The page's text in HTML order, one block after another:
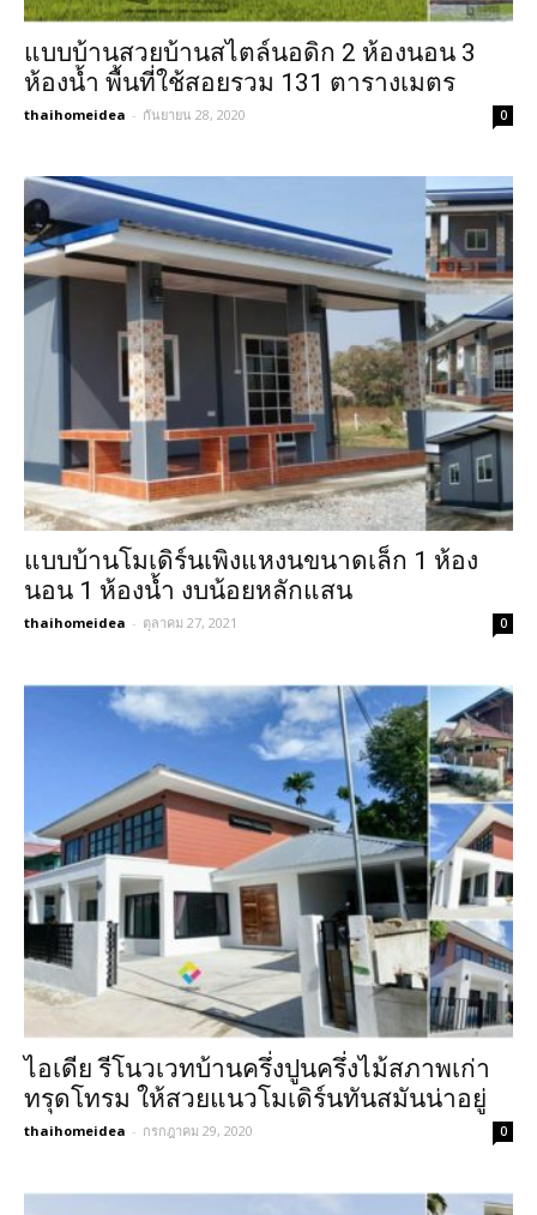
แบบบ้านสวยบ้านสไตล์นอดิก 2 ห้องนอน 3
ห้องน้ำ พื้นที่ใช้สอยรวม 131 ตารางเมตร
thaihomeidea - กันยายน 28, 2020 0
แบบบ้านโมเดิร์นเพิงแหงนขนาดเล็ก 1 ห้อง
นอน 1 ห้องน้ำ งบน้อยหลักแสน
thaihomeidea - ตุลาคม 27, 2021 0
ไอเดีย รีโนวเวทบ้านครึ่งปูนครึ่งไม้สภาพเก่า
ทรุดโทรม ให้สวยแนวโมเดิร์นทันสมันน่าอยู่
thaihomeidea - กรกฎาคม 29, 2020 0